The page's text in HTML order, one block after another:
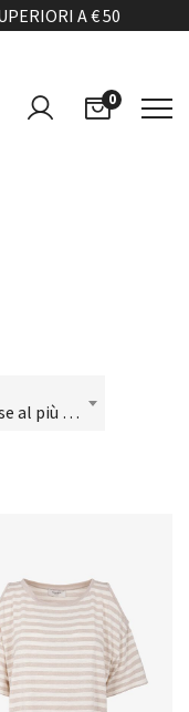
A € 50
0
Ordina in base al più recente